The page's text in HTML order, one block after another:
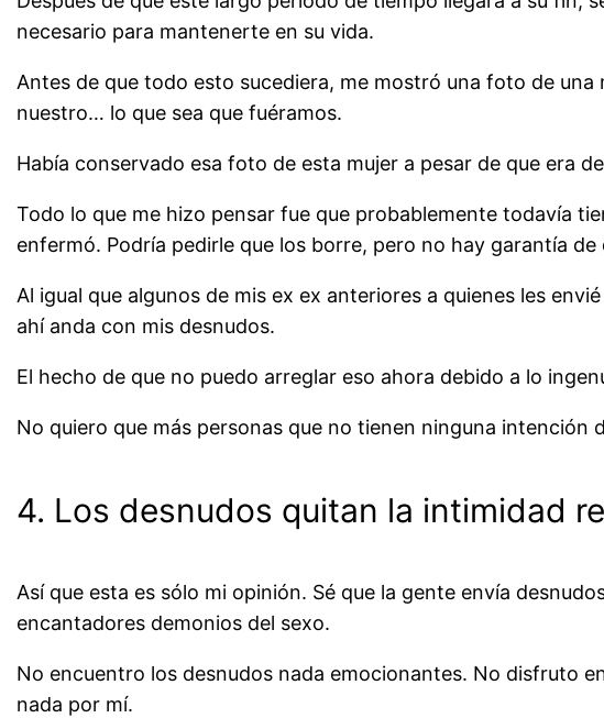
necesario para mantenerte en su vida.
Antes de que todo esto sucediera, me mostró una foto de
nuestro… lo que sea que fuéramos.
Había conservado esa foto de esta mujer a pesar de que era
Todo lo que me hizo pensar fue que probablemente todavía
enfermó. Podría pedirle que los borre, pero no hay garantía de
Al igual que algunos de mis ex ex anteriores a quienes les
ahí anda con mis desnudos.
El hecho de que no puedo arreglar eso ahora debido a lo
No quiero que más personas que no tienen ninguna
4. Los desnudos quitan la intimidad
Así que esta es sólo mi opinión. Sé que la gente envía
encantadores demonios del sexo.
No encuentro los desnudos nada emocionantes. No disfruto
nada por mí.